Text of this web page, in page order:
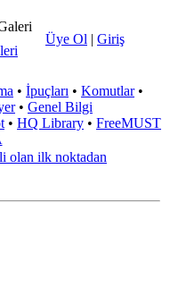
Üye Ol | Giriş
• İpuçları • Komutlar•
• Genel Bilgi
• HQ Library • FreeMUST
olan ilk noktadan